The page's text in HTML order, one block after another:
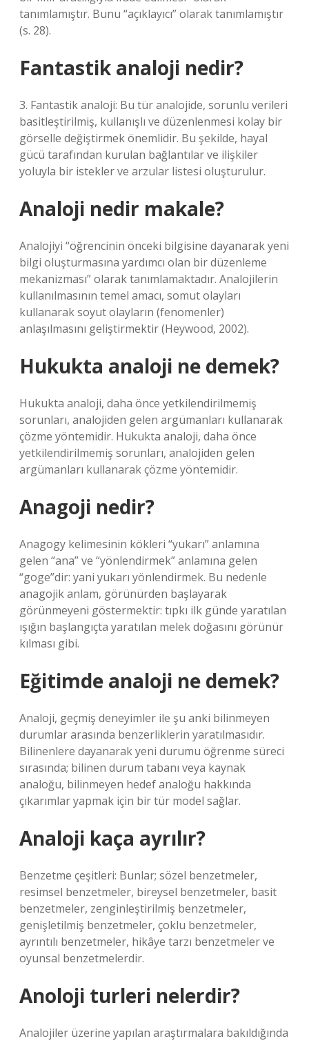
tanımlamıştır. Bunu “açıklayıcı” olarak tanımlamıştır
(s. 28).
Fantastik analoji nedir?
3. Fantastik analoji: Bu tür analojide, sorunlu verileri
basitleştirilmiş, kullanışlı ve düzenlenmesi kolay bir
görselle değiştirmek önemlidir. Bu şekilde, hayal
gücü tarafından kurulan bağlantılar ve ilişkiler
yoluyla bir istekler ve arzular listesi oluşturulur.
Analoji nedir makale?
Analojiyi “öğrencinin önceki bilgisine dayanarak yeni
bilgi oluşturmasına yardımcı olan bir düzenleme
mekanizması” olarak tanımlamaktadır. Analojilerin
kullanılmasının temel amacı, somut olayları
kullanarak soyut olayların (fenomenler)
anlaşılmasını geliştirmektir (Heywood, 2002).
Hukukta analoji ne demek?
Hukukta analoji, daha önce yetkilendirilmemiş
sorunları, analojiden gelen argümanları kullanarak
çözme yöntemidir. Hukukta analoji, daha önce
yetkilendirilmemiş sorunları, analojiden gelen
argümanları kullanarak çözme yöntemidir.
Anagoji nedir?
Anagogy kelimesinin kökleri “yukarı” anlamına
gelen “ana” ve “yönlendirmek” anlamına gelen
“goge”dir: yani yukarı yönlendirmek. Bu nedenle
anagojik anlam, görünürden başlayarak
görünmeyeni göstermektir: tıpkı ilk günde yaratılan
ışığın başlangıçta yaratılan melek doğasını görünür
kılması gibi.
Eğitimde analoji ne demek?
Analoji, geçmiş deneyimler ile şu anki bilinmeyen
durumlar arasında benzerliklerin yaratılmasıdır.
Bilinenlere dayanarak yeni durumu öğrenme süreci
sırasında; bilinen durum tabanı veya kaynak
analoğu, bilinmeyen hedef analoğu hakkında
çıkarımlar yapmak için bir tür model sağlar.
Analoji kaça ayrılır?
Benzetme çeşitleri: Bunlar; sözel benzetmeler,
resimsel benzetmeler, bireysel benzetmeler, basit
benzetmeler, zenginleştirilmiş benzetmeler,
genişletilmiş benzetmeler, çoklu benzetmeler,
ayrıntılı benzetmeler, hikâye tarzı benzetmeler ve
oyunsal benzetmelerdir.
Anoloji turleri nelerdir?
Analojiler üzerine yapılan araştırmalara bakıldığında